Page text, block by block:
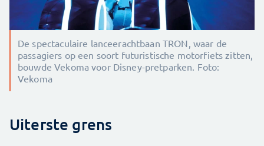
De spectaculaire lanceerachtbaan TRON, waar de
passagiers op een soort futuristische motorfiets zitten,
bouwde Vekoma voor Disney-pretparken. Foto:
Vekoma
Uiterste grens